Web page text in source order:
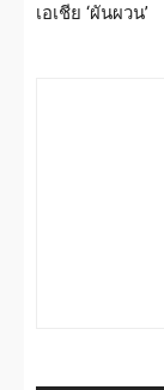
เอเชีย ‘ผันผวน’